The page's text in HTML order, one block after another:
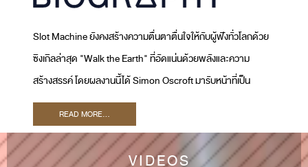
Slot Machine ยังคงสร้างความตื่นตาตื่นใจให้กับผู้ฟังทั่วโลกด้วย
ซิงเกิลล่าสุด "Walk the Earth" ที่อัดแน่นด้วยพลังและความ
สร้างสรรค์ โดยผลงานนี้ได้ Simon Oscroft มารับหน้าที่เป็น
โปรดิวเซอร์ และ Ryan Tedder เจ้าของรางวัลแกรมมี่มาร่วมเป็น
Executive Producer เพลงนี้สะท้อนให้เห็นถึงภารกิจของ Slot
Machine ในการพัฒนาซาวด์ใหม่ ๆ และขยายฐานผู้ฟังทั่วโลก
READ MORE...
VIDEOS